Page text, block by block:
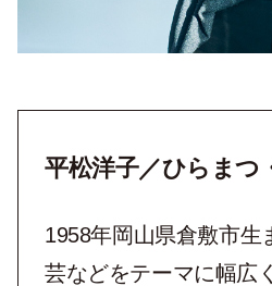
平松洋子／ひらまつ
1958年岡山県倉敷市生
芸などをテーマに幅広